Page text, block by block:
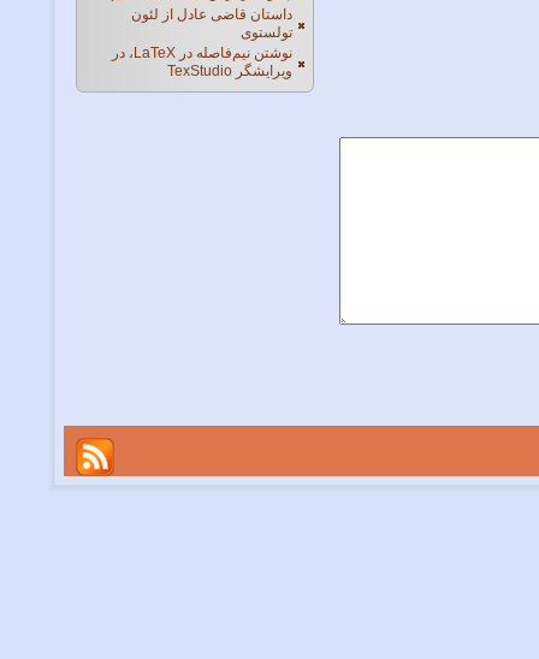
داستان قاضی عادل از لئون
تولستوی
نوشتن نیم‌فاصله در LaTeX، در
ویرایشگر TexStudio